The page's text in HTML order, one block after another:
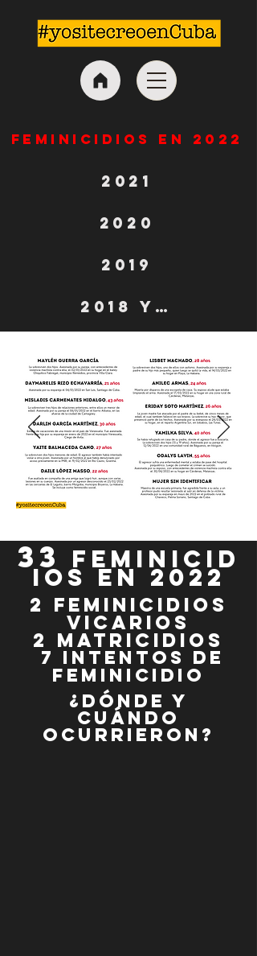
feminicidios en 2022
2021
2020
2019
2018 y 2017
33 FEMINICID
IOS EN 2022
2 feminicidios
Vicarios
2 matricidios
7 intentos de
feminicidio
¿dónde y
cuándo
ocurrieron?